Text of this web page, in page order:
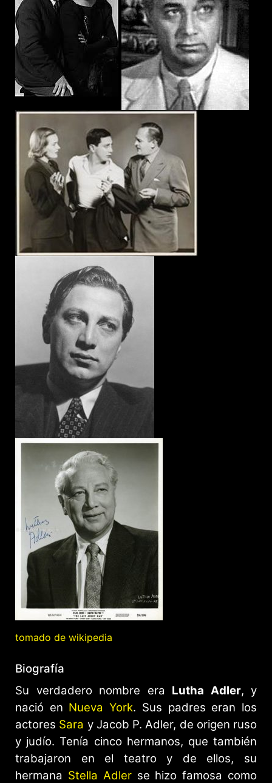
tomado de wikipedia
Biografía
Su verdadero nombre era Lutha Adler, y
nació en Nueva York. Sus padres eran los
actores Sara y Jacob P. Adler, de origen ruso
y judío. Tenía cinco hermanos, que también
trabajaron en el teatro y de ellos, su
hermana Stella Adlerse hizo famosa como